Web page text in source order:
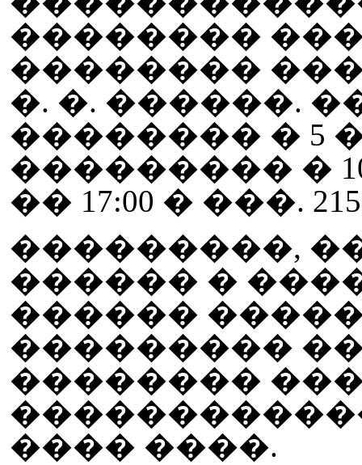
��������
��������
�. �. ������.
�������� � 5
��������� �
�� 17:00 � ���.
���������,
������ �
������
���������
��������
���� ����.